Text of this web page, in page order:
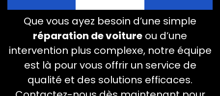
Que vous ayez besoin d’une simple
réparation de voiture ou d’une
intervention plus complexe, notre équipe
est là pour vous offrir un service de
qualité et des solutions efficaces.